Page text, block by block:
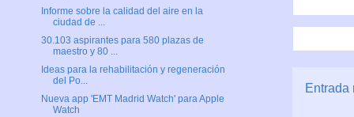
Entrada
Informe sobre la calidad del aire en la
ciudad de ...
30.103 aspirantes para 580 plazas de
maestro y 80 ...
Ideas para la rehabilitación y regeneración
del Po...
Nueva app 'EMT Madrid Watch' para Apple
Watch